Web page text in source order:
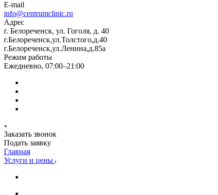
E-mail
info@centrumclinic.ru
Адрес
г. Белореченск, ул. Гоголя, д. 40
г.Белореченск,ул.Толстого,д.40
г.Белореченск,ул.Ленина,д.85а
Режим работы
Ежедневно, 07:00–21:00
Заказать звонок
Подать заявку
Главная
Услуги и цены